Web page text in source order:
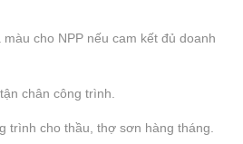
cho NPP nếu cam kết đủ doanh
chân công trình.
cho thầu, thợ sơn hàng tháng.